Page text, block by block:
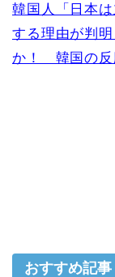
韓国人「日本
する理由が判
か！ 韓国の反
おすすめ記事